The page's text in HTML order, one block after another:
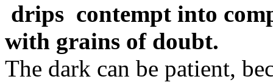
drips contempt into
with grains of doubt.
The dark can be patient,